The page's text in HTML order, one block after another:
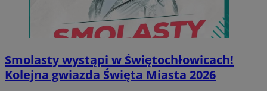
Smolasty wystąpi w Świętochłowicach!
Kolejna gwiazda Święta Miasta 2026